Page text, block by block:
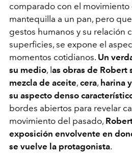
comparado con el
mantequilla a un pan, pero
gestos humanos y su relación
superficies, se expone el
momentos cotidianos. Un
su medio, l as obras de Robert
mezcla de aceite, cera, harina
su aspecto denso
bordes abiertos para revelar
movimiento del pasado,
exposición envolvente en
se vuelve la protagonista.